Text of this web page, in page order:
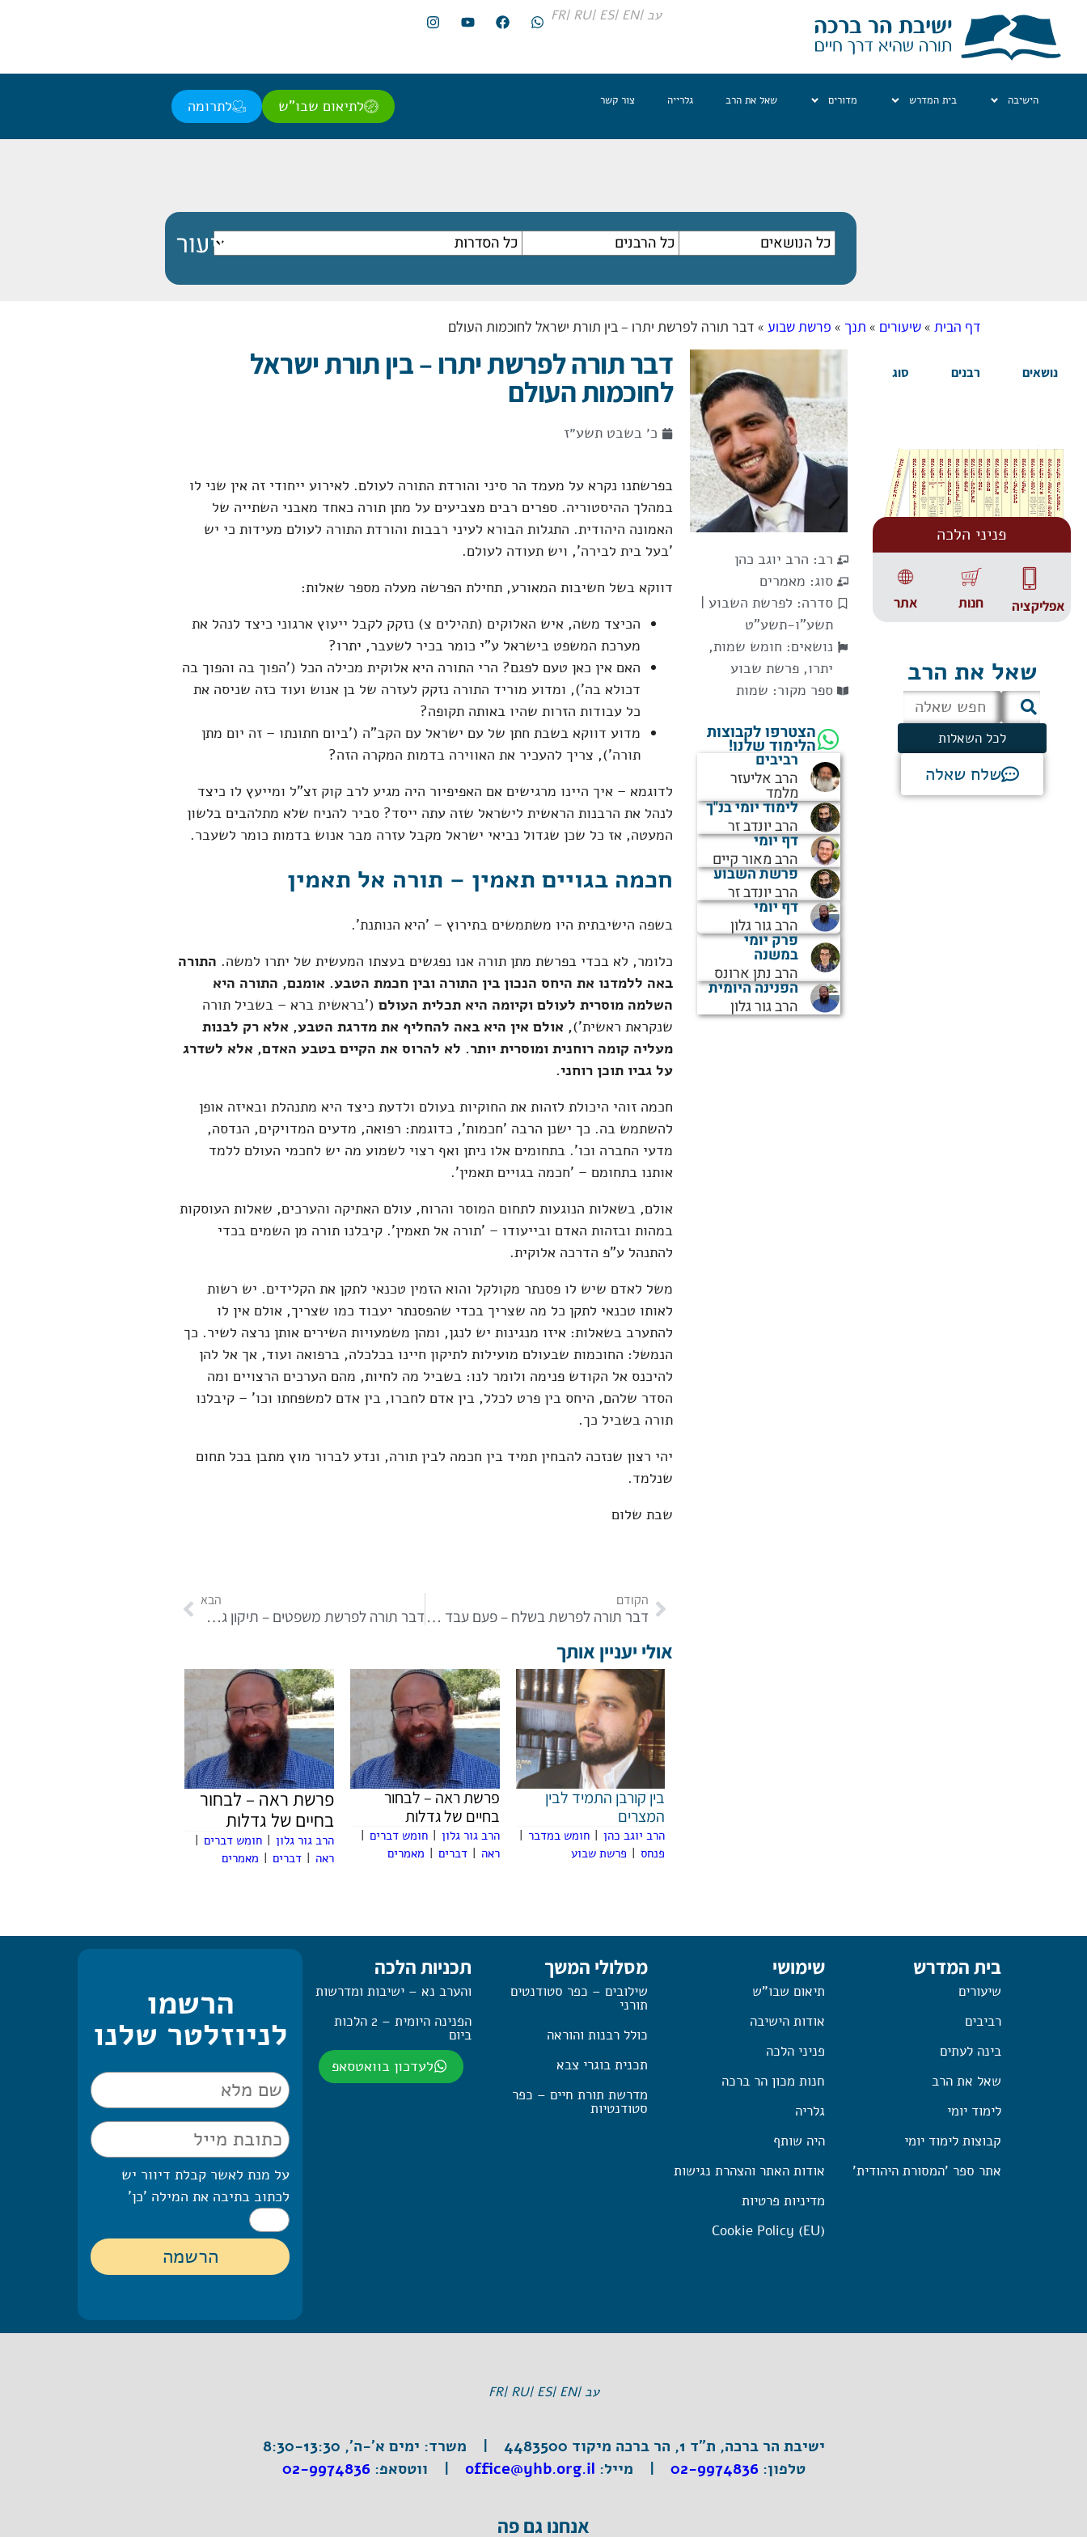
עב |EN |
ES |
RU |
FR
הישיבה בית המדרש מדורים שאל את הרב גלרייה צור קשר לתיאום שבו"ש לתרומה
דף הבית »שיעורים » תנך » פרשת שבוע » דבר תורה לפרשת יתרו – בין תורת ישראל לחוכמות העולם
נושאים רבנים סוג
פניני הלכה
אתר חנות אפליקציה
שאל את הרב
לכל השאלות
שלח שאלה
רב: הרב יוגב כהן
סוג: מאמרים
סדרה: לפרשת השבוע |
תשע"ו-תשע"ט
נושאים: חומש שמות,
יתרו, פרשת שבוע
ספר מקור: שמות
הצטרפו לקבוצות
הלימוד שלנו!
רביבים
הרב אליעזר
מלמד
לימוד יומי בנ"ך
הרב יונדב זר
דף יומי
הרב מאור קיים
פרשת השבוע
הרב יונדב זר
דף יומי
הרב גור גלון
פרק יומי
במשנה
הרב נתן ארונס
הפנינה היומית
הרב גור גלון
דבר תורה לפרשת יתרו – בין תורת ישראל
לחוכמות העולם
כ׳ בשבט תשע״ז
בפרשתנו נקרא על מעמד הר סיני והורדת התורה לעולם. לאירוע ייחודי זה אין שני לו
במהלך ההיסטוריה. ספרים רבים מצביעים על מתן תורה כאחד מאבני השתייה של
האמונה היהודית. התגלות הבורא לעיני רבבות והורדת התורה לעולם מעידות כי יש
'בעל בית לבירה', ויש תעודה לעולם.
דווקא בשל חשיבות המאורע, תחילת הפרשה מעלה מספר שאלות:
הכיצד משה, איש האלוקים (תהילים צ) נזקק לקבל ייעוץ ארגוני כיצד לנהל את
מערכת המשפט בישראל ע"י כומר בכיר לשעבר, יתרו?
האם אין כאן טעם לפגם? הרי התורה היא אלוקית מכילה הכל ('הפוך בה והפוך בה
דכולא בה'), ומדוע מוריד התורה נזקק לעזרה של בן אנוש ועוד כזה שניסה את
כל עבודות הזרות שהיו באותה תקופה?
מדוע דווקא בשבת חתן של עם ישראל עם הקב"ה ('ביום חתונתו – זה יום מתן
תורה'), צריך להעכיר את האווירה בדמות המקרה הזה?
לדוגמא – איך היינו מרגישים אם האפיפיור היה מגיע לרב קוק זצ"ל ומייעץ לו כיצד
לנהל את הרבנות הראשית לישראל שזה עתה ייסד? סביר להניח שלא מתלהבים בלשון
המעטה, אז כל שכן שגדול נביאי ישראל מקבל עזרה מבר אנוש בדמות כומר לשעבר.
חכמה בגויים תאמין – תורה אל תאמין
בשפה הישיבתית היו משתמשים בתירוץ – 'היא הנותנת'.
כלומר, לא בכדי בפרשת מתן תורה אנו נפגשים בעצתו המעשית של יתרו למשה. התורה
באה ללמדנו את היחס הנכון בין התורה ובין חכמת הטבע. אומנם, התורה היא
השלמה מוסרית לעולם וקיומה היא תכלית העולם ('בראשית ברא – בשביל תורה
שנקראת ראשית'), אולם אין היא באה להחליף את מדרגת הטבע, אלא רק לבנות
מעליה קומה רוחנית ומוסרית יותר. לא להרוס את הקיים בטבע האדם, אלא לשדרג
על גביו תוכן רוחני.
חכמה זוהי היכולת לזהות את החוקיות בעולם ולדעת כיצד היא מתנהלת ובאיזה אופן
להשתמש בה. כך ישנן הרבה 'חכמות', כדוגמת: רפואה, מדעים המדויקים, הנדסה,
מדעי החברה וכו'. בתחומים אלו ניתן ואף רצוי לשמוע מה יש לחכמי העולם ללמד
אותנו בתחומם – 'חכמה בגויים תאמין'.
אולם, בשאלות הנוגעות לתחום המוסר והרוח, עולם האתיקה והערכים, שאלות העוסקות
במהות ובזהות האדם ובייעודו – 'תורה אל תאמין'. קיבלנו תורה מן השמים בכדי
להתנהל ע"פ הדרכה אלוקית.
משל לאדם שיש לו פסנתר מקולקל והוא הזמין טכנאי לתקן את הקלידים. יש רשות
לאותו טכנאי לתקן כל מה שצריך בכדי שהפסנתר יעבוד כמו שצריך, אולם אין לו
להתערב בשאלות: איזו מנגינות יש לנגן, ומהן משמעויות השירים אותן נרצה לשיר. כך
הנמשל: החוכמות שבעולם מועילות לתיקון חיינו בכלכלה, ברפואה ועוד, אך אל להן
להיכנס אל הקודש פנימה ולומר לנו: בשביל מה לחיות, מהם הערכים הרצויים ומה
הסדר שלהם, היחס בין פרט לכלל, בין אדם לחברו, בין אדם למשפחתו וכו' – קיבלנו
תורה בשביל כך.
יהי רצון שנזכה להבחין תמיד בין חכמה לבין תורה, ונדע לברור מוץ מתבן בכל תחום
שנלמד.
שבת שלום
הקודם
דבר תורה לפרשת בשלח – פעם עבד תמיד עבד
הבא
דבר תורה לפרשת משפטים – תיקון גדול מתחיל בפרטים הקטנים
אולי יעניין אותך
בין קורבן התמיד לבין
המצרים
הרב יוגב כהן | חומש במדבר |
פנחס | פרשת שבוע
פרשת ראה – לבחור
בחיים של גדלות
הרב גור גלון | חומש דברים |
ראה | דברים | מאמרים
פרשת ראה – לבחור
בחיים של גדלות
הרב גור גלון | חומש דברים |
ראה | דברים | מאמרים
בית המדרש
שיעורים
רביבים
בינה לעתים
שאל את הרב
לימוד יומי
קבוצות לימוד יומי
אתר ספר 'המסורת היהודית'
שימושי
תיאום שבו"ש
אודות הישיבה
פניני הלכה
חנות מכון הר ברכה
גלריה
היה שותף
אודות האתר והצהרת נגישות
מדיניות פרטיות
Cookie Policy (EU)
מסלולי המשך
שילובים – כפר סטודנטים
תורני
כולל רבנות והוראה
תכנית בוגרי צבא
מדרשת תורת חיים – כפר
סטודנטיות
תכניות הלכה
והערב נא – ישיבות ומדרשות
הפנינה היומית – 2 הלכות
ביום
לעדכון בוואטסאפ
הרשמו
לניוזלטר שלנו
על מנת לאשר קבלת דיוור יש
לכתוב בתיבה את המילה 'כן'
עב |EN |
ES |
RU |
FR
ישיבת הר ברכה, ת"ד 1, הר ברכה מיקוד 4483500 | משרד: ימים א'-ה', 8:30-13:30
טלפון:02-9974836
| מייל: office@yhb.org.il | ווטסאפ:02-9974836
אנחנו גם פה